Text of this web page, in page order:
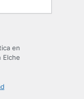
en
Elche